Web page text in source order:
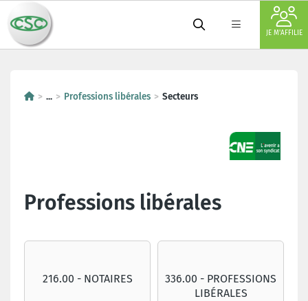
JE M'AFFILIE
... Professions libérales Secteurs
Professions libérales
216.00 - NOTAIRES
336.00 - PROFESSIONS
LIBÉRALES